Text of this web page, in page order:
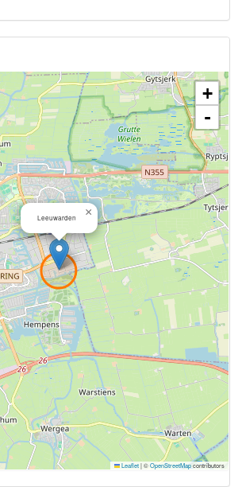
Leeuwarden ×
+
-
Leaflet|©OpenStreetMapcontributors